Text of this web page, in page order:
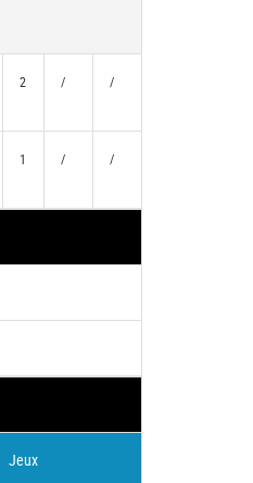
2 / /
1 / /
Jeux